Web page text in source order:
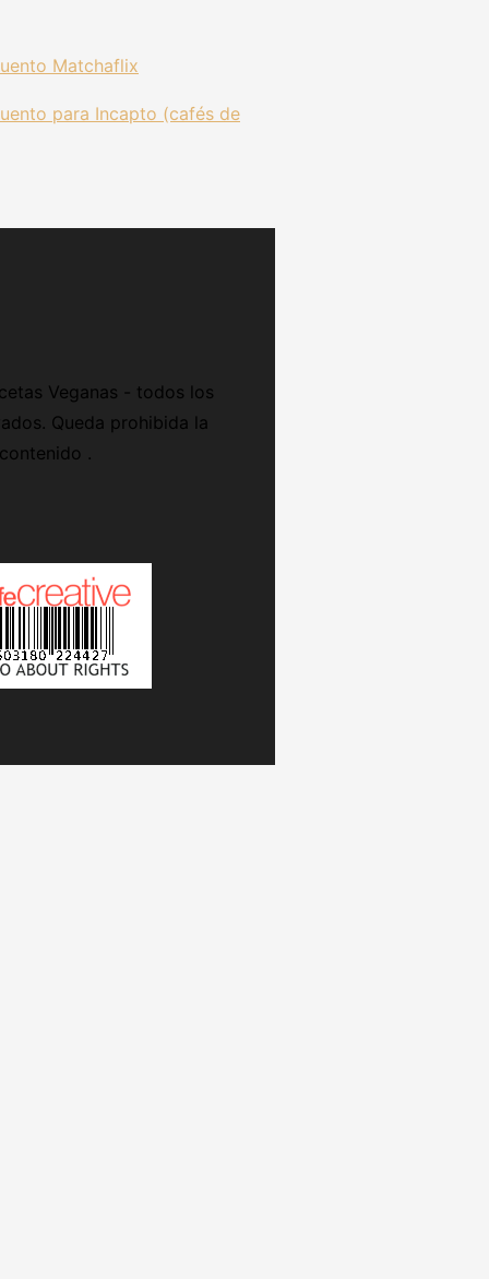
Matchaflix
para Incapto (cafés de
Veganas - todos los
Queda prohibida la
.